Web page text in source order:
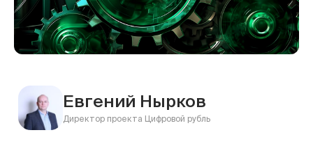
Евгений Нырков
Директор проекта Цифровой рубль